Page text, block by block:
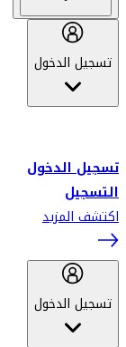
تسجيل الدخول
تسجيل الدخول
التسجيل
اكتشف المزيد
تسجيل الدخول